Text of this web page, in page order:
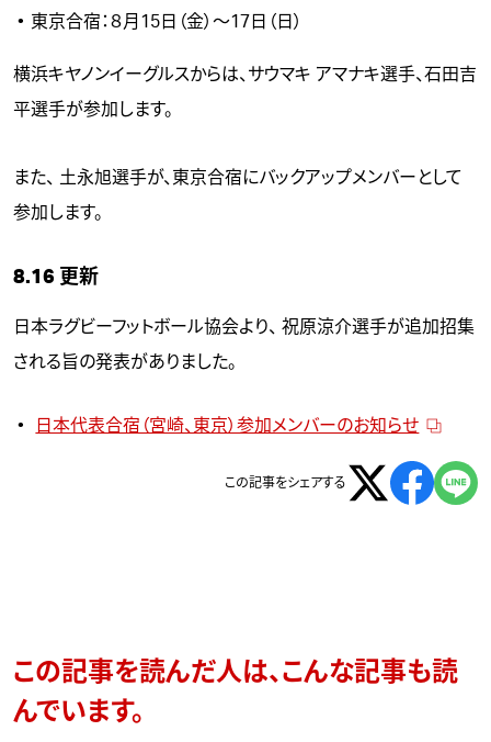
東京合宿：８月15日（金）～17日（日）
横浜キヤノンイーグルスからは、 サウマキ アマナキ選手、 石田吉
平選手が参加します。
また、 土永旭選手が、東京合宿にバックアップメンバーとして
参加します。
8.16 更新
日本ラグビーフットボール協会より、 祝原涼介選手が追加招集
される旨の発表がありました。
日本代表合宿（宮崎、東京）参加メンバーのお知らせ
この記事をシェアする
この記事を読んだ人は、こんな記事も読
んでいます。